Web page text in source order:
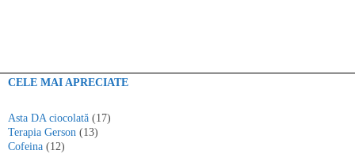
CELE MAI APRECIATE
Asta DA ciocolată (17)
Terapia Gerson (13)
Cofeina (12)